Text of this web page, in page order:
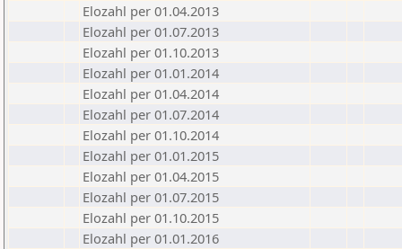
Elozahl per 01.04.2013
Elozahl per 01.07.2013
Elozahl per 01.10.2013
Elozahl per 01.01.2014
Elozahl per 01.04.2014
Elozahl per 01.07.2014
Elozahl per 01.10.2014
Elozahl per 01.01.2015
Elozahl per 01.04.2015
Elozahl per 01.07.2015
Elozahl per 01.10.2015
Elozahl per 01.01.2016